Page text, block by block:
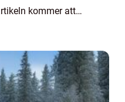
kommer att